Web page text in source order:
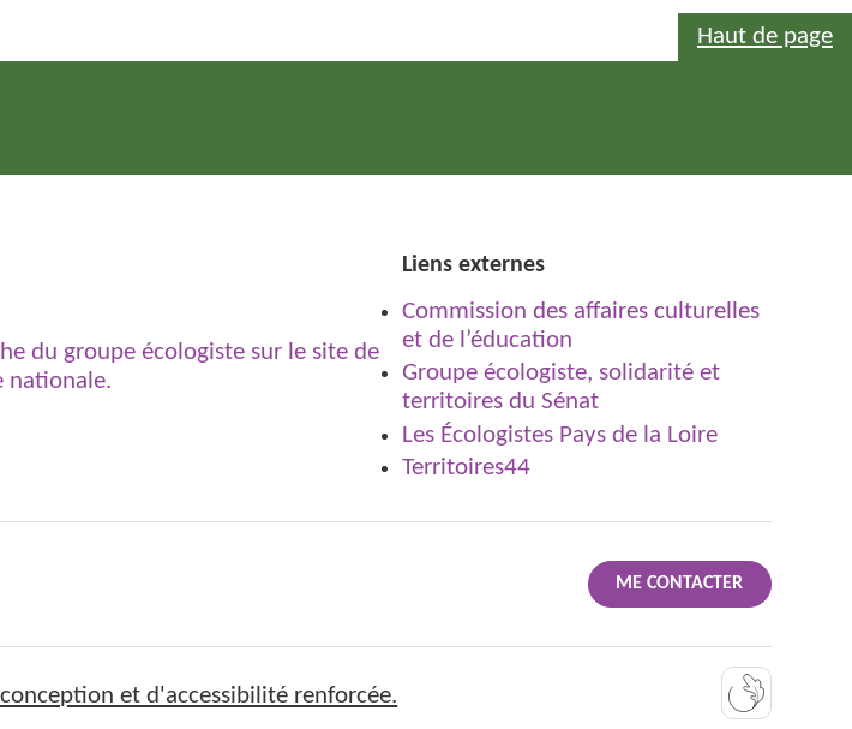
Haut de page
Liens externes
Commission des affaires culturelles
et de l’éducation
Groupe écologiste, solidarité et
territoires du Sénat
Les Écologistes Pays de la Loire
Territoires44
ME CONTACTER
et d'accessibilité renforcée.